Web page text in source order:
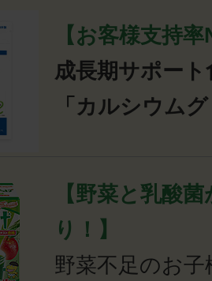
【お客様支持
成長期サポート
「カルシウム
【野菜と乳酸
り！】
野菜不足のお